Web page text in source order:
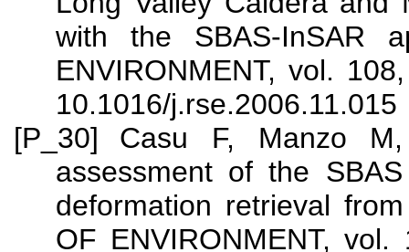
with the SBAS-InSAR
ENVIRONMENT, vol.
10.1016/j.rse.2006.11.015
[P_30]
Casu F, Manzo
assessment of the
deformation retrieval
OF ENVIRONMENT,